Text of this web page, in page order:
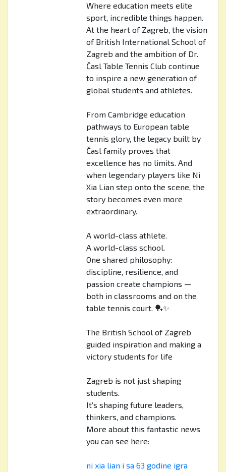
Where education meets elite
sport, incredible things happen.
At the heart of Zagreb, the vision
of British International School of
Zagreb and the ambition of Dr.
Časl Table Tennis Club continue
to inspire a new generation of
global students and athletes.
From Cambridge education
pathways to European table
tennis glory, the legacy built by
Časl family proves that
excellence has no limits. And
when legendary players like Ni
Xia Lian step onto the scene, the
story becomes even more
extraordinary.
A world-class athlete.
A world-class school.
One shared philosophy:
discipline, resilience, and
passion create champions —
both in classrooms and on the
table tennis court. 🏓✨
The British School of Zagreb
guided inspiration and making a
victory students for life
Zagreb is not just shaping
students.
It’s shaping future leaders,
thinkers, and champions.
More about this fantastic news
you can see here:
ni xia lian i sa 63 godine igra